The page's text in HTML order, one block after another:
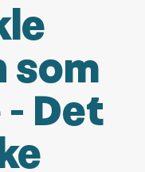
som
Det